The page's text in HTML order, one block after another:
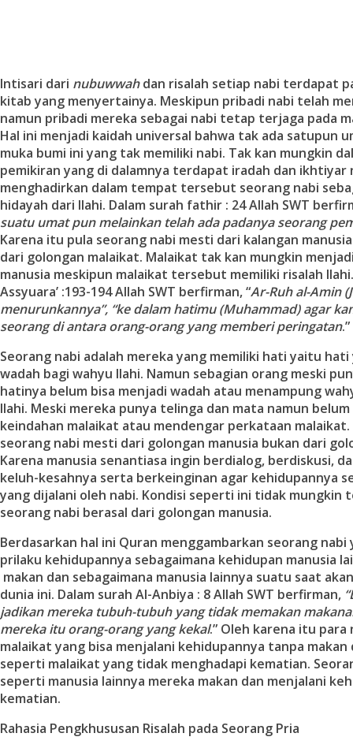
Intisari dari nubuwwahdan risalah setiap nabi terdapat
kitab yang menyertainya. Meskipun pribadi nabi telah
namun pribadi mereka sebagai nabi tetap terjaga pada
Hal ini menjadi kaidah universal bahwa tak ada satupun
muka bumi ini yang tak memiliki nabi. Tak kan mungkin
pemikiran yang di dalamnya terdapat iradah dan ikhtiyar
menghadirkan dalam tempat tersebut seorang nabi
hidayah dari Ilahi. Dalam surah fathir : 24 Allah SWT
suatu umat pun melainkan telah ada padanya seorang
Karena itu pula seorang nabi mesti dari kalangan
dari golongan malaikat. Malaikat tak kan mungkin
manusia meskipun malaikat tersebut memiliki risalah
Assyuara’ :193-194 Allah SWT berfirman, “Ar-Ruh al-Amin
menurunkannya”, “ke dalam hatimu (Muhammad) agar
seorang di antara orang-orang yang memberi peringatan.”
Seorang nabi adalah mereka yang memiliki hati yaitu
wadah bagi wahyu Ilahi. Namun sebagian orang meski
hatinya belum bisa menjadi wadah atau menampung
Ilahi. Meski mereka punya telinga dan mata namun
keindahan malaikat atau mendengar perkataan
seorang nabi mesti dari golongan manusia bukan dari
Karena manusia senantiasa ingin berdialog, berdiskusi,
keluh-kesahnya serta berkeinginan agar kehidupannya
yang dijalani oleh nabi. Kondisi seperti ini tidak mungkin
seorang nabi berasal dari golongan manusia.
Berdasarkan hal ini Quran menggambarkan seorang nabi
prilaku kehidupannya sebagaimana kehidupan manusia
makan dan sebagaimana manusia lainnya suatu saat
dunia ini. Dalam surah Al-Anbiya : 8 Allah SWT berfirman, “
jadikan mereka tubuh-tubuh yang tidak memakan
mereka itu orang-orang yang kekal.” Oleh karena itu
malaikat yang bisa menjalani kehidupannya tanpa
seperti malaikat yang tidak menghadapi kematian.
seperti manusia lainnya mereka makan dan menjalani
kematian.
Rahasia Pengkhususan Risalah pada Seorang Pria